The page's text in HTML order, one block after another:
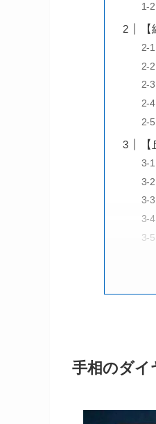
手相のダイ